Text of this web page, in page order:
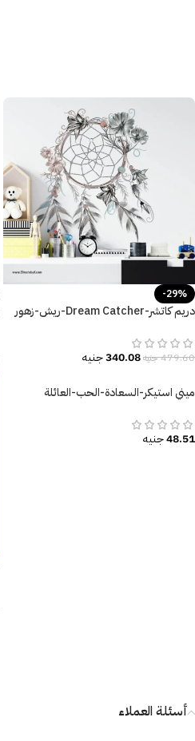
-29%
دريم كاتشر-Dream Catcher-ريش-زهور
479.60جنيه340.08جنيه
ميني استيكر-السعادة-الحب-العائلة
48.51جنيه
أسئلة العملاء